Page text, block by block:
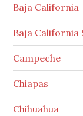
Baja California
Baja California
Campeche
Chiapas
Chihuahua